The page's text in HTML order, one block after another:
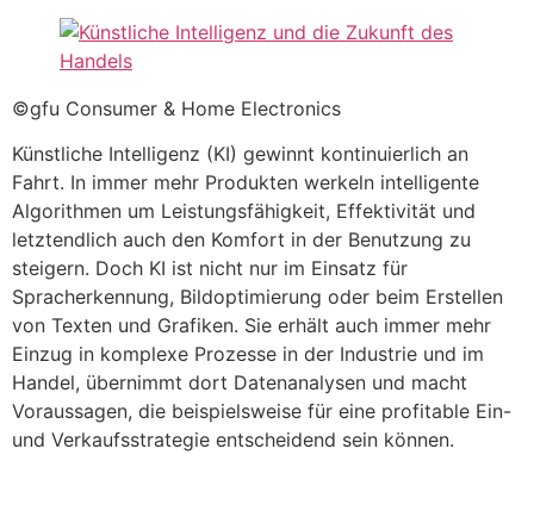
©gfu Consumer & Home Electronics
Künstliche Intelligenz (KI) gewinnt kontinuierlich an
Fahrt. In immer mehr Produkten werkeln intelligente
Algorithmen um Leistungsfähigkeit, Effektivität und
letztendlich auch den Komfort in der Benutzung zu
steigern. Doch KI ist nicht nur im Einsatz für
Spracherkennung, Bildoptimierung oder beim Erstellen
von Texten und Grafiken. Sie erhält auch immer mehr
Einzug in komplexe Prozesse in der Industrie und im
Handel, übernimmt dort Datenanalysen und macht
Voraussagen, die beispielsweise für eine profitable Ein-
und Verkaufsstrategie entscheidend sein können.